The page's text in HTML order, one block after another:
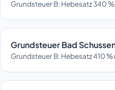
Grundsteuer B: Hebesatz 340
Grundsteuer Bad
Grundsteuer B: Hebesatz 410